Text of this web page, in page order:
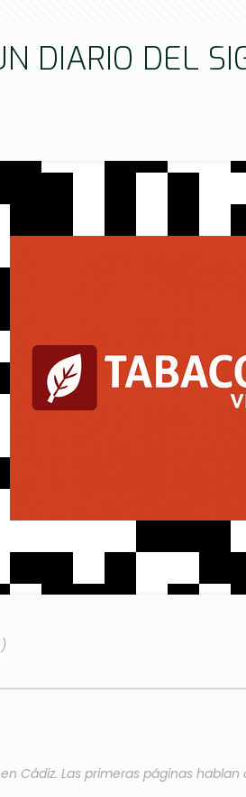
DIARIO DEL
Las primeras páginas hablan